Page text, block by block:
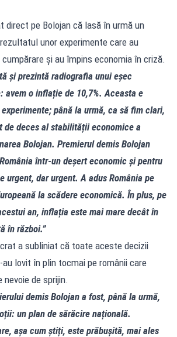
direct pe Bolojan că lasă în urmă un
unor experimente care au
și au împins economia în criză.
și prezintă radiografia unui eșec
avem o inflație de 10,7%. Aceasta e
până la urmă, ca să fim clari,
deces al stabilității economice a
Bolojan. Premierul demis Bolojan
într-un deșert economic și pentru
urgent, dar urgent. A adus România pe
la scădere economică. În plus, pe
an, inflația este mai mare decât în
în război.”
a subliniat că toate aceste decizii
lovit în plin tocmai pe românii care
nevoie de sprijin.
demis Bolojan a fost, până la urmă,
un plan de sărăcire națională.
așa cum știți, este prăbușită, mai ales